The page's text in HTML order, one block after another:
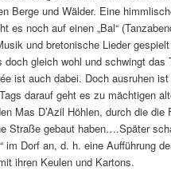
Berge und Wälder. Eine
es noch auf einen „Bal“
und bretonische Lieder
doch gleich wohl und schwingt das
ist auch dabei. Doch ausruhen
darauf geht es zu mächtigen
Mas D’Azil Höhlen, durch die die
Straße gebaut haben….Später
im Dorf an, d. h. eine Aufführung
ihren Keulen und Kartons.